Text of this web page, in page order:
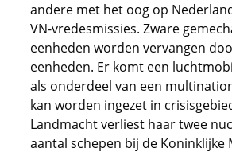
andere met het oog op
VN-vredesmissies. Zware
eenheden worden vervangen
eenheden. Er komt een
als onderdeel van een
kan worden ingezet in
Landmacht verliest haar twee
aantal schepen bij de Koninklijke